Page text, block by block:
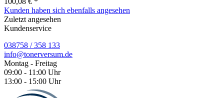
Kunden haben sich ebenfalls angesehen
Zuletzt angesehen
Kundenservice
038758 / 358 133
info@tonerversum.de
Montag - Freitag
09:00 - 11:00 Uhr
13:00 - 15:00 Uhr